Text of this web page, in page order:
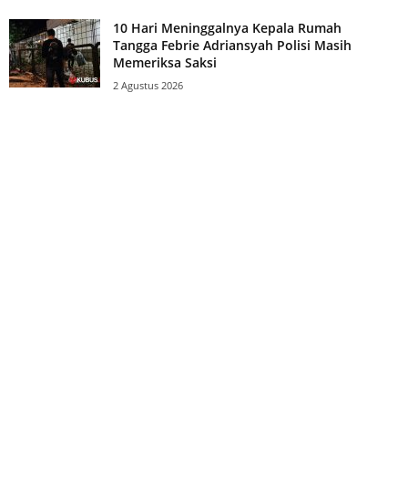
10 Hari Meninggalnya Kepala Rumah
Tangga Febrie Adriansyah Polisi Masih
Memeriksa Saksi
2 Agustus 2026